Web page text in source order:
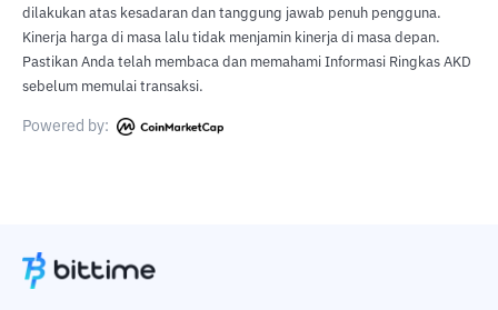
dilakukan atas kesadaran dan tanggung jawab penuh pengguna.
Kinerja harga di masa lalu tidak menjamin kinerja di masa depan.
Pastikan Anda telah membaca dan memahami Informasi Ringkas AKD
sebelum memulai transaksi.
Powered by: